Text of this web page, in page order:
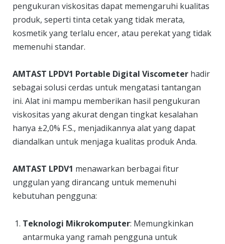
pengukuran viskositas dapat memengaruhi kualitas
produk, seperti tinta cetak yang tidak merata,
kosmetik yang terlalu encer, atau perekat yang tidak
memenuhi standar.
AMTAST LPDV1 Portable Digital Viscometer hadir
sebagai solusi cerdas untuk mengatasi tantangan
ini. Alat ini mampu memberikan hasil pengukuran
viskositas yang akurat dengan tingkat kesalahan
hanya ±2,0% F.S., menjadikannya alat yang dapat
diandalkan untuk menjaga kualitas produk Anda.
AMTAST LPDV1 menawarkan berbagai fitur
unggulan yang dirancang untuk memenuhi
kebutuhan pengguna:
Teknologi Mikrokomputer: Memungkinkan
antarmuka yang ramah pengguna untuk